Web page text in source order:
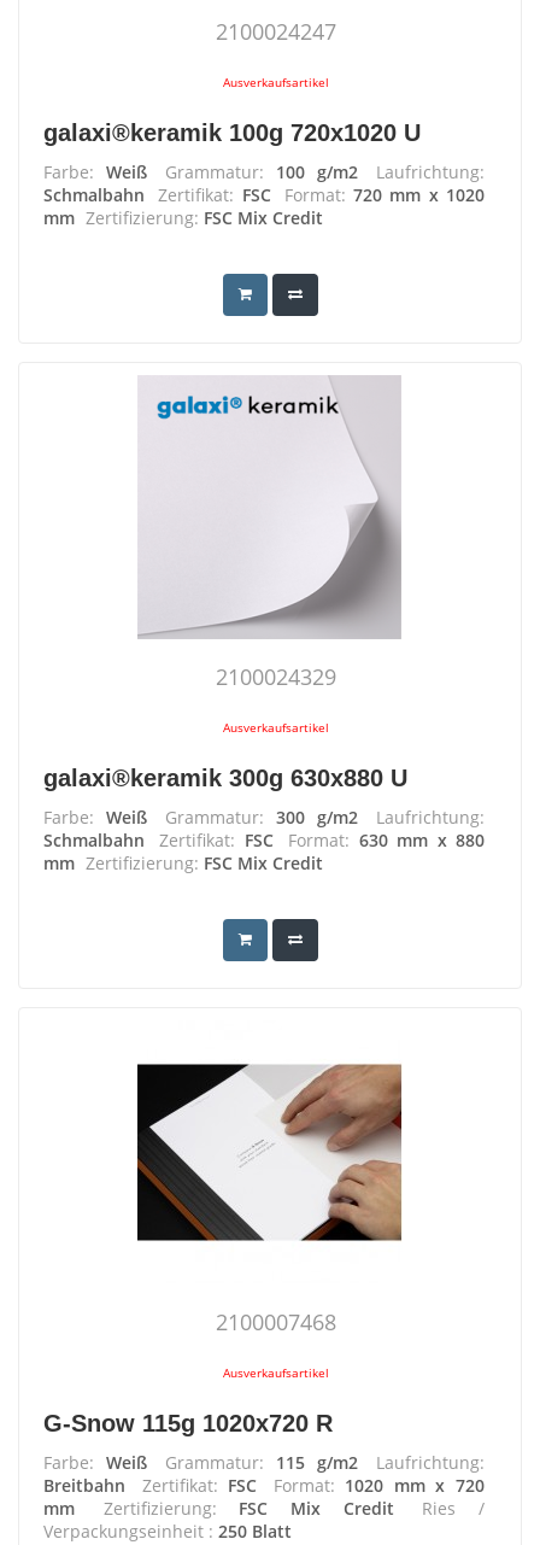
2100024247
Ausverkaufsartikel
galaxi®keramik 100g 720x1020 U
Farbe: Weiß Grammatur: 100 g/m2
Laufrichtung:
Schmalbahn
Zertifikat: FSC Format:720 mm x 1020
mm Zertifizierung: FSC Mix Credit
2100024329
Ausverkaufsartikel
galaxi®keramik 300g 630x880 U
Farbe: Weiß Grammatur: 300 g/m2
Laufrichtung:
Schmalbahn
Zertifikat: FSC Format: 630 mm x 880
mm Zertifizierung: FSC Mix Credit
2100007468
Ausverkaufsartikel
G-Snow 115g 1020x720 R
Farbe: Weiß Grammatur: 115 g/m2
Laufrichtung:
Breitbahn
Zertifikat: FSC Format: 1020 mm x 720
mm
Zertifizierung: FSC Mix Credit
Ries /
Verpackungseinheit : 250 Blatt